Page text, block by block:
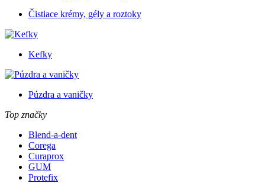
Čistiace krémy, gély a roztoky
Kefky
Púzdra a vaničky
Top značky
Blend-a-dent
Corega
Curaprox
GUM
Protefix